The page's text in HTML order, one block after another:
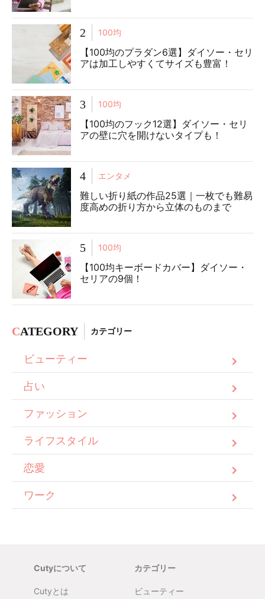
2 100均
【100均のプラダン6選】ダイソー・セリ
アは加工しやすくてサイズも豊富！
3 100均
【100均のフック12選】ダイソー・セリ
アの壁に穴を開けないタイプも！
4 エンタメ
難しい折り紙の作品25選｜一枚でも難易
度高めの折り方から立体のものまで
5 100均
【100均キーボードカバー】ダイソー・
セリアの9個！
CATEGORY カテゴリー
ビューティー
占い
ファッション
ライフスタイル
恋愛
ワーク
Cutyについて
Cutyとは
カテゴリー
ビューティー